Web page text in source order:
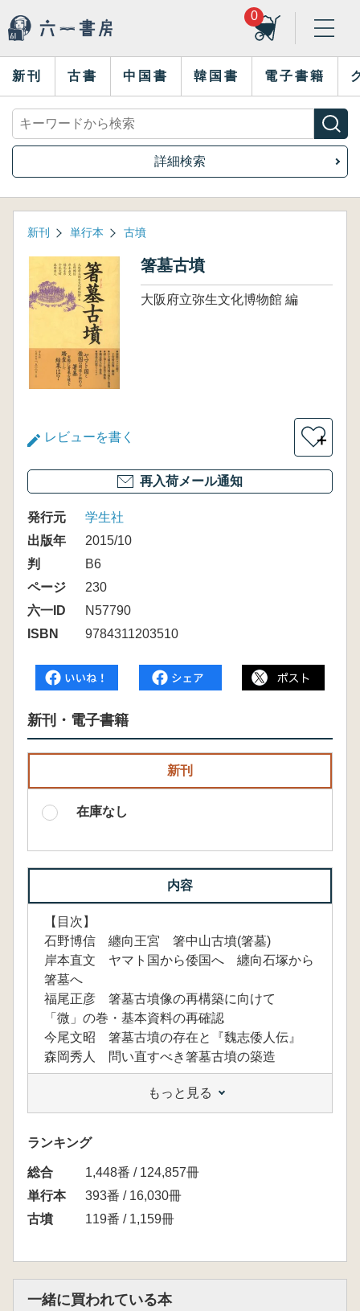
0
新刊 古書 中国書 韓国書 電子書籍
詳細検索
新刊 単行本 古墳
箸墓古墳
大阪府立弥生文化博物館 編
レビューを書く ＋
再入荷メール通知
発行元
学生社
出版年
2015/10
判
B6
ページ
230
六一ID
N57790
ISBN
9784311203510
新刊・電子書籍
新刊
在庫なし
内容
【目次】
石野博信 纏向王宮 箸中山古墳(箸墓)
岸本直文 ヤマト国から倭国へ 纏向石塚から
箸墓へ
福尾正彦 箸墓古墳像の再構築に向けて
「微」の巻・基本資料の再確認
今尾文昭 箸墓古墳の存在と『魏志倭人伝』
森岡秀人 問い直すべき箸墓古墳の築造
もっと見る
ランキング
総合
1,448番 / 124,857冊
単行本
393番 / 16,030冊
古墳
119番 / 1,159冊
一緒に買われている本